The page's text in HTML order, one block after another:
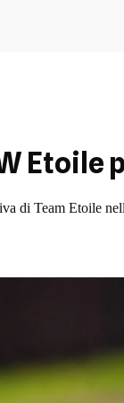
Etoile
di Team Etoile